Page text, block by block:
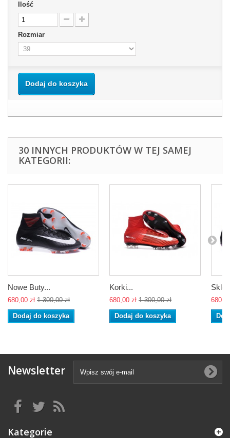
Ilość
Rozmiar
Dodaj do koszyka
30 INNYCH PRODUKTÓW W TEJ SAMEJ
KATEGORII:
Nowe Buty...
680,00 zł 1 300,00 zł
Dodaj do koszyka
Korki...
680,00 zł 1 300,00 zł
Dodaj do koszyka
Newsletter
Kategorie